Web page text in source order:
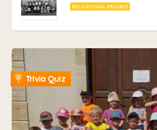
EDUCATIONAL PROJECT
Trivia Quiz